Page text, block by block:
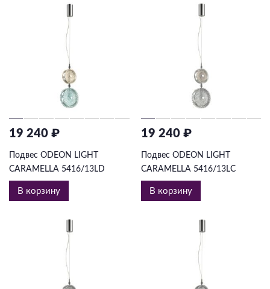
19 240 ₽
Подвес ODEON LIGHT
CARAMELLA 5416/13LD
В корзину
19 240 ₽
Подвес ODEON LIGHT
CARAMELLA 5416/13LC
В корзину